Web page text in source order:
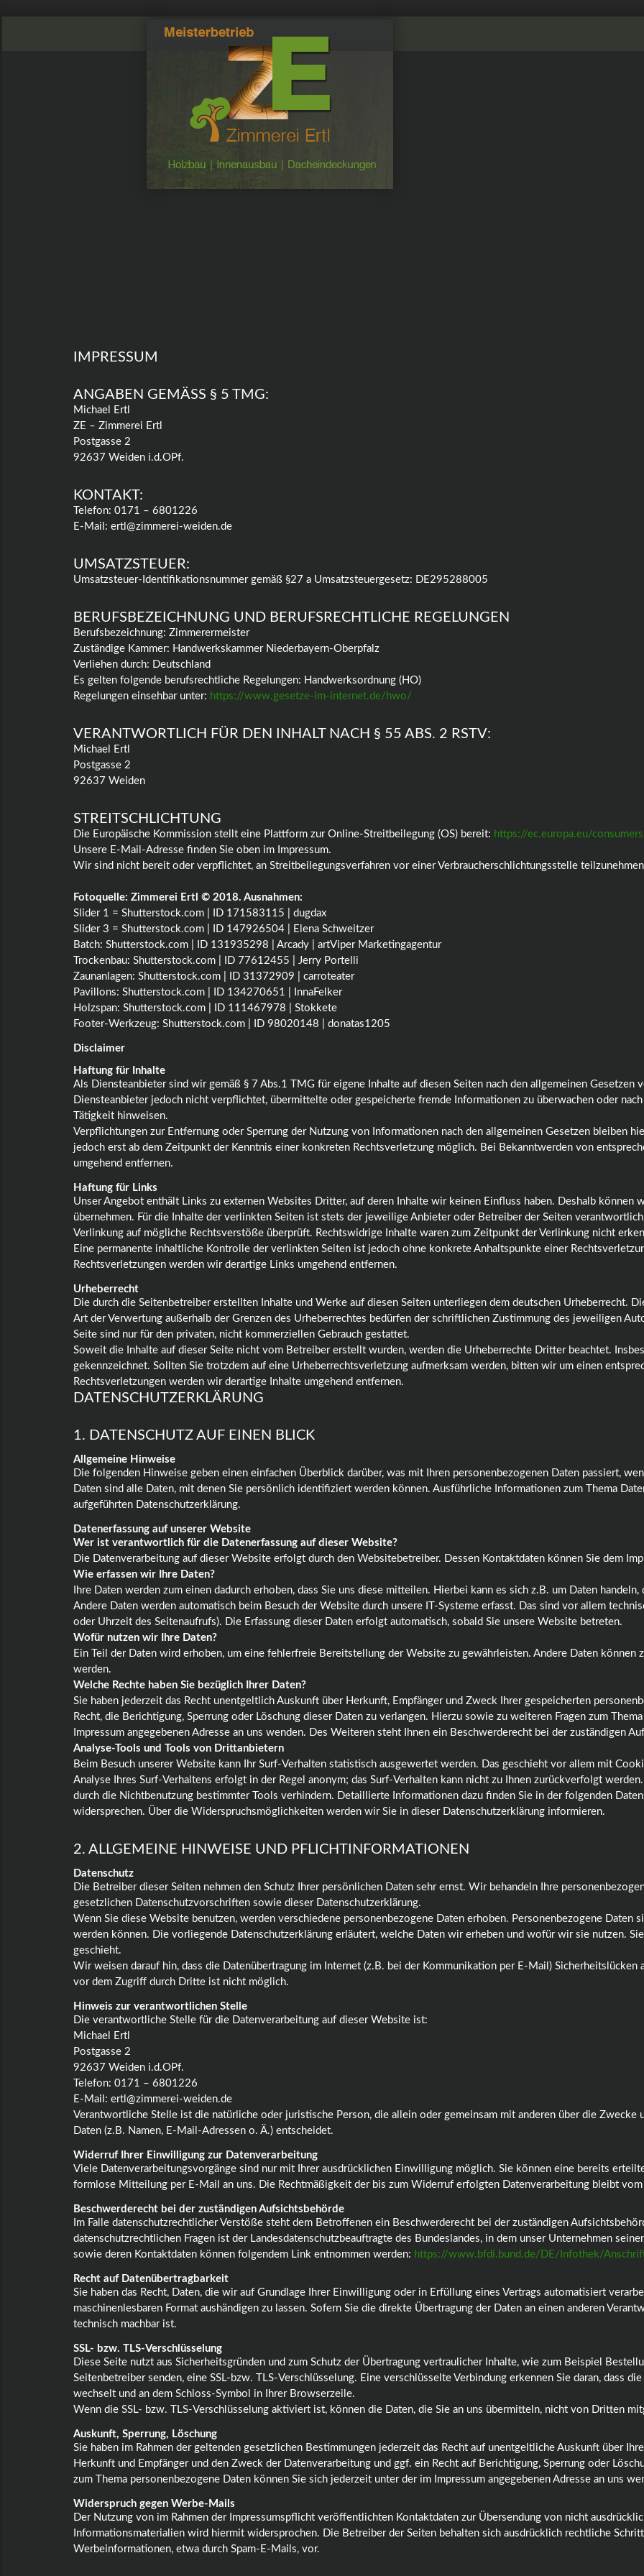
IMPRESSUM
ANGABEN GEMÄSS § 5 TMG:
Michael Ertl
ZE – Zimmerei Ertl
Postgasse 2
92637 Weiden i.d.OPf.
KONTAKT:
Telefon: 0171 – 6801226
E-Mail: ertl@zimmerei-weiden.de
UMSATZSTEUER:
Umsatzsteuer-Identifikationsnummer gemäß §27 a Umsatzsteuergesetz: DE295288005
BERUFSBEZEICHNUNG UND BERUFSRECHTLICHE REGELUNGEN
Berufsbezeichnung: Zimmerermeister
Zuständige Kammer: Handwerkskammer Niederbayern-Oberpfalz
Verliehen durch: Deutschland
Es gelten folgende berufsrechtliche Regelungen: Handwerksordnung (HO)
Regelungen einsehbar unter: https://www.gesetze-im-internet.de/hwo/
VERANTWORTLICH FÜR DEN INHALT NACH § 55 ABS. 2 RSTV:
Michael Ertl
Postgasse 2
92637 Weiden
STREITSCHLICHTUNG
Die Europäische Kommission stellt eine Plattform zur Online-Streitbeilegung (OS) bereit: https://ec.europa.eu/
Unsere E-Mail-Adresse finden Sie oben im Impressum.
Wir sind nicht bereit oder verpflichtet, an Streitbeilegungsverfahren vor einer Verbraucherschlichtungsstelle
Fotoquelle: Zimmerei Ertl © 2018. Ausnahmen:
Slider 1 = Shutterstock.com | ID 171583115 | dugdax
Slider 3 = Shutterstock.com | ID 147926504 | Elena Schweitzer
Batch: Shutterstock.com | ID 131935298 | Arcady | artViper Marketingagentur
Trockenbau: Shutterstock.com | ID 77612455 | Jerry Portelli
Zaunanlagen: Shutterstock.com | ID 31372909 | carroteater
Pavillons: Shutterstock.com | ID 134270651 | InnaFelker
Holzspan: Shutterstock.com | ID 111467978 | Stokkete
Footer-Werkzeug: Shutterstock.com | ID 98020148 | donatas1205
Disclaimer
Haftung für Inhalte
Als Diensteanbieter sind wir gemäß § 7 Abs.1 TMG für eigene Inhalte auf diesen Seiten nach den allgemeinen
Diensteanbieter jedoch nicht verpflichtet, übermittelte oder gespeicherte fremde Informationen zu überwachen oder
Tätigkeit hinweisen.
Verpflichtungen zur Entfernung oder Sperrung der Nutzung von Informationen nach den allgemeinen Gesetzen bleiben
jedoch erst ab dem Zeitpunkt der Kenntnis einer konkreten Rechtsverletzung möglich. Bei Bekanntwerden von
umgehend entfernen.
Haftung für Links
Unser Angebot enthält Links zu externen Websites Dritter, auf deren Inhalte wir keinen Einfluss haben. Deshalb können
übernehmen. Für die Inhalte der verlinkten Seiten ist stets der jeweilige Anbieter oder Betreiber der Seiten
Verlinkung auf mögliche Rechtsverstöße überprüft. Rechtswidrige Inhalte waren zum Zeitpunkt der Verlinkung nicht
Eine permanente inhaltliche Kontrolle der verlinkten Seiten ist jedoch ohne konkrete Anhaltspunkte einer
Rechtsverletzungen werden wir derartige Links umgehend entfernen.
Urheberrecht
Die durch die Seitenbetreiber erstellten Inhalte und Werke auf diesen Seiten unterliegen dem deutschen Urheberrecht.
Art der Verwertung außerhalb der Grenzen des Urheberrechtes bedürfen der schriftlichen Zustimmung des jeweiligen
Seite sind nur für den privaten, nicht kommerziellen Gebrauch gestattet.
Soweit die Inhalte auf dieser Seite nicht vom Betreiber erstellt wurden, werden die Urheberrechte Dritter beachtet.
gekennzeichnet. Sollten Sie trotzdem auf eine Urheberrechtsverletzung aufmerksam werden, bitten wir um einen
Rechtsverletzungen werden wir derartige Inhalte umgehend entfernen.
DATENSCHUTZERKLÄRUNG
1. DATENSCHUTZ AUF EINEN BLICK
Allgemeine Hinweise
Die folgenden Hinweise geben einen einfachen Überblick darüber, was mit Ihren personenbezogenen Daten passiert,
Daten sind alle Daten, mit denen Sie persönlich identifiziert werden können. Ausführliche Informationen zum Thema
aufgeführten Datenschutzerklärung.
Datenerfassung auf unserer Website
Wer ist verantwortlich für die Datenerfassung auf dieser Website?
Die Datenverarbeitung auf dieser Website erfolgt durch den Websitebetreiber. Dessen Kontaktdaten können Sie dem
Wie erfassen wir Ihre Daten?
Ihre Daten werden zum einen dadurch erhoben, dass Sie uns diese mitteilen. Hierbei kann es sich z.B. um Daten
Andere Daten werden automatisch beim Besuch der Website durch unsere IT-Systeme erfasst. Das sind vor allem
oder Uhrzeit des Seitenaufrufs). Die Erfassung dieser Daten erfolgt automatisch, sobald Sie unsere Website betreten.
Wofür nutzen wir Ihre Daten?
Ein Teil der Daten wird erhoben, um eine fehlerfreie Bereitstellung der Website zu gewährleisten. Andere Daten können
werden.
Welche Rechte haben Sie bezüglich Ihrer Daten?
Sie haben jederzeit das Recht unentgeltlich Auskunft über Herkunft, Empfänger und Zweck Ihrer gespeicherten
Recht, die Berichtigung, Sperrung oder Löschung dieser Daten zu verlangen. Hierzu sowie zu weiteren Fragen zum
Impressum angegebenen Adresse an uns wenden. Des Weiteren steht Ihnen ein Beschwerderecht bei der zuständigen
Analyse-Tools und Tools von Drittanbietern
Beim Besuch unserer Website kann Ihr Surf-Verhalten statistisch ausgewertet werden. Das geschieht vor allem mit
Analyse Ihres Surf-Verhaltens erfolgt in der Regel anonym; das Surf-Verhalten kann nicht zu Ihnen zurückverfolgt
durch die Nichtbenutzung bestimmter Tools verhindern. Detaillierte Informationen dazu finden Sie in der folgenden
widersprechen. Über die Widerspruchsmöglichkeiten werden wir Sie in dieser Datenschutzerklärung informieren.
2. ALLGEMEINE HINWEISE UND PFLICHTINFORMATIONEN
Datenschutz
Die Betreiber dieser Seiten nehmen den Schutz Ihrer persönlichen Daten sehr ernst. Wir behandeln Ihre
gesetzlichen Datenschutzvorschriften sowie dieser Datenschutzerklärung.
Wenn Sie diese Website benutzen, werden verschiedene personenbezogene Daten erhoben. Personenbezogene Daten
werden können. Die vorliegende Datenschutzerklärung erläutert, welche Daten wir erheben und wofür wir sie nutzen.
geschieht.
Wir weisen darauf hin, dass die Datenübertragung im Internet (z.B. bei der Kommunikation per E-Mail) Sicherheitslücken
vor dem Zugriff durch Dritte ist nicht möglich.
Hinweis zur verantwortlichen Stelle
Die verantwortliche Stelle für die Datenverarbeitung auf dieser Website ist:
Michael Ertl
Postgasse 2
92637 Weiden i.d.OPf.
Telefon: 0171 – 6801226
E-Mail: ertl@zimmerei-weiden.de
Verantwortliche Stelle ist die natürliche oder juristische Person, die allein oder gemeinsam mit anderen über die
Daten (z.B. Namen, E-Mail-Adressen o. Ä.) entscheidet.
Widerruf Ihrer Einwilligung zur Datenverarbeitung
Viele Datenverarbeitungsvorgänge sind nur mit Ihrer ausdrücklichen Einwilligung möglich. Sie können eine bereits
formlose Mitteilung per E-Mail an uns. Die Rechtmäßigkeit der bis zum Widerruf erfolgten Datenverarbeitung bleibt
Beschwerderecht bei der zuständigen Aufsichtsbehörde
Im Falle datenschutzrechtlicher Verstöße steht dem Betroffenen ein Beschwerderecht bei der zuständigen
datenschutzrechtlichen Fragen ist der Landesdatenschutzbeauftragte des Bundeslandes, in dem unser Unternehmen
sowie deren Kontaktdaten können folgendem Link entnommen werden: https://www.bfdi.bund.de/DE/Infothek/
Recht auf Datenübertragbarkeit
Sie haben das Recht, Daten, die wir auf Grundlage Ihrer Einwilligung oder in Erfüllung eines Vertrags automatisiert
maschinenlesbaren Format aushändigen zu lassen. Sofern Sie die direkte Übertragung der Daten an einen anderen
technisch machbar ist.
SSL- bzw. TLS-Verschlüsselung
Diese Seite nutzt aus Sicherheitsgründen und zum Schutz der Übertragung vertraulicher Inhalte, wie zum Beispiel
Seitenbetreiber senden, eine SSL-bzw. TLS-Verschlüsselung. Eine verschlüsselte Verbindung erkennen Sie daran, dass
wechselt und an dem Schloss-Symbol in Ihrer Browserzeile.
Wenn die SSL- bzw. TLS-Verschlüsselung aktiviert ist, können die Daten, die Sie an uns übermitteln, nicht von Dritten
Auskunft, Sperrung, Löschung
Sie haben im Rahmen der geltenden gesetzlichen Bestimmungen jederzeit das Recht auf unentgeltliche Auskunft über
Herkunft und Empfänger und den Zweck der Datenverarbeitung und ggf. ein Recht auf Berichtigung, Sperrung oder
zum Thema personenbezogene Daten können Sie sich jederzeit unter der im Impressum angegebenen Adresse an uns
Widerspruch gegen Werbe-Mails
Der Nutzung von im Rahmen der Impressumspflicht veröffentlichten Kontaktdaten zur Übersendung von nicht
Informationsmaterialien wird hiermit widersprochen. Die Betreiber der Seiten behalten sich ausdrücklich rechtliche
Werbeinformationen, etwa durch Spam-E-Mails, vor.